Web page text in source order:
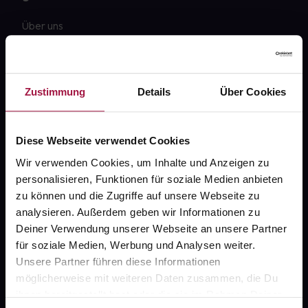
Zustimmung Details Über Cookies
Diese Webseite verwendet Cookies
Wir verwenden Cookies, um Inhalte und Anzeigen zu
personalisieren, Funktionen für soziale Medien anbieten
zu können und die Zugriffe auf unsere Webseite zu
analysieren. Außerdem geben wir Informationen zu
Deiner Verwendung unserer Webseite an unsere Partner
für soziale Medien, Werbung und Analysen weiter.
Unsere Partner führen diese Informationen
möglicherweise mit weiteren Daten zusammen, die Du
ihnen bereitgestellt hast oder die sie im Rahmen Deiner
Über uns
Newsletter
Sanitätshäuser
AGB
Impressum